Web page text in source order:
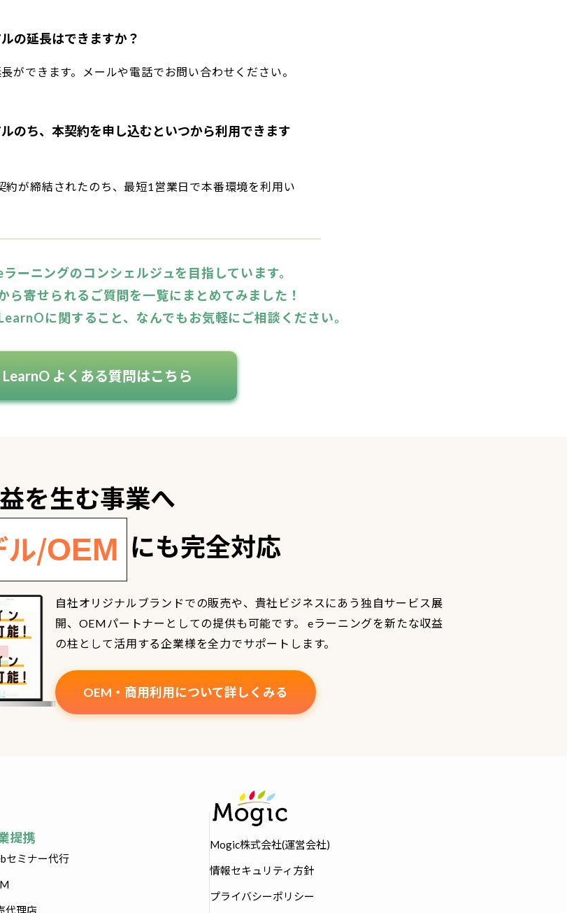
の延長はできますか？
ができます。メールや電話でお問い合わせください。
のち、本契約を申し込むといつから利用できます
約が締結されたのち、最短1営業日で本番環境を利用い
ーニングのコンシェルジュを目指しています。
ら寄せられるご質問を一覧にまとめてみました！
に関すること、なんでもお気軽にご相談ください。
LearnO よくある質問はこちら
を生む事業へ
ル/OEM にも完全対応
自社オリジナルブランドでの販売や、貴社ビジネスにあう独自サービス展
開、OEMパートナーとしての提供も可能です。 eラーニングを新たな収益
の柱として活用する企業様を全力でサポートします。
OEM・商用利用について詳しくみる
提携
セミナー代行
Mogic株式会社(運営会社)
情報セキュリティ方針
プライバシーポリシー